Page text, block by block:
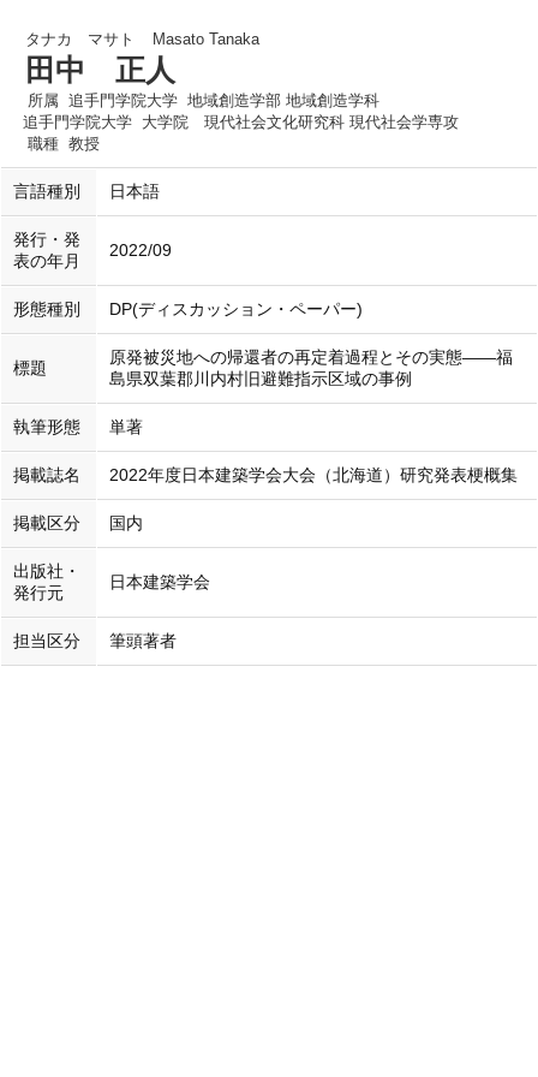
タナカ マサト Masato Tanaka
田中 正人
所属 追手門学院大学 地域創造学部 地域創造学科
追手門学院大学 大学院 現代社会文化研究科 現代社会学専攻
職種 教授
言語種別 日本語
発行・発
表の年月
2022/09
形態種別 DP(ディスカッション・ペーパー)
標題
原発被災地への帰還者の再定着過程とその実態――福
島県双葉郡川内村旧避難指示区域の事例
執筆形態 単著
掲載誌名 2022年度日本建築学会大会（北海道）研究発表梗概集
掲載区分 国内
出版社・
発行元
日本建築学会
担当区分 筆頭著者